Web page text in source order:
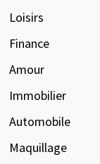
Loisirs
Finance
Amour
Immobilier
Automobile
Maquillage